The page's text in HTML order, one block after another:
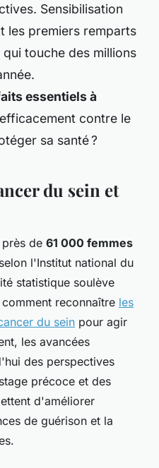
Sensibilisation
les premiers remparts
touche des millions
essentiels à
contre le
sa santé ?
du sein et
de 61 000 femmes
l'Institut national du
statistique soulève
reconnaître les
du sein pour agir
les avancées
des perspectives
précoce et des
d'améliorer
de guérison et la